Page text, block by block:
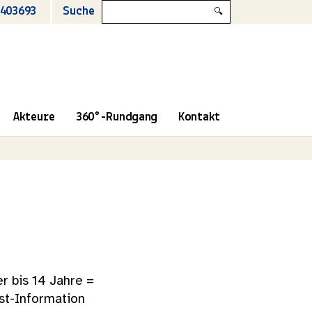
Suche 🔍
Akteure 360°-Rundgang Kontakt
bis 14 Jahre =
Information